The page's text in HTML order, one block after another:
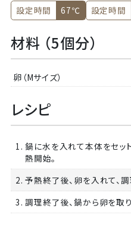
設定時間 67℃ 設定時間
材料 （5個分）
卵（Mサイズ）
レシピ
1. 鍋に水を入れて本体をセッ
熱開始。
2. 予熱終了後、卵を入れて、調
3. 調理終了後、鍋から卵を取